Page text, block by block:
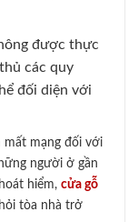
được thực
các quy
đối diện với
mất mạng đối với
người ở gần
hiểm, cửa gỗ
tòa nhà trở